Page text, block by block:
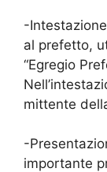
-
al prefetto,
“Egregio
mittente
-
importante